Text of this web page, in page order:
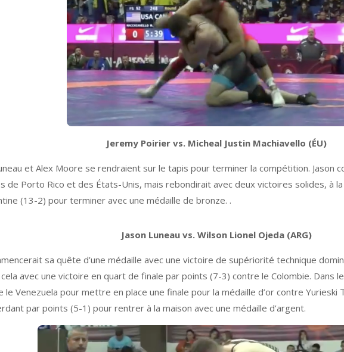
Jeremy Poirier vs. Micheal Justin Machiavello (ÉU)
et Alex Moore se rendraient sur le tapis pour terminer la compétition. Jason
de Porto Rico et des États-Unis, mais rebondirait avec deux victoires solides, à
(13-2) pour terminer avec une médaille de bronze. .
Jason Luneau vs. Wilson Lionel Ojeda (ARG)
sa quête d’une médaille avec une victoire de supériorité technique
avec une victoire en quart de finale par points (7-3) contre le Colombie. Dans
Venezuela pour mettre en place une finale pour la médaille d’or contre Yurieski
par points (5-1) pour rentrer à la maison avec une médaille d’argent.